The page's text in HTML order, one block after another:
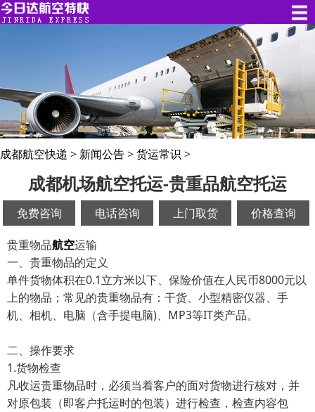
成都航空快递 > 新闻公告>货运常识 >
成都机场航空托运-贵重品航空托运
免费咨询 电话咨询 上门取货 价格查询
贵重物品航空运输
一、贵重物品的定义
单件货物体积在0.1立方米以下、保险价值在人民币8000元以
上的物品；常见的贵重物品有：干货、小型精密仪器、手
机、相机、电脑（含手提电脑)、MP3等IT类产品。
二、操作要求
1.货物检查
凡收运贵重物品时，必须当着客户的面对货物进行核对，并
对原包装（即客户托运时的包装）进行检查，检查内容包